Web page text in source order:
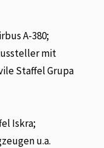
A-380;
mit
Staffel Grupa
Iskra;
u.a.